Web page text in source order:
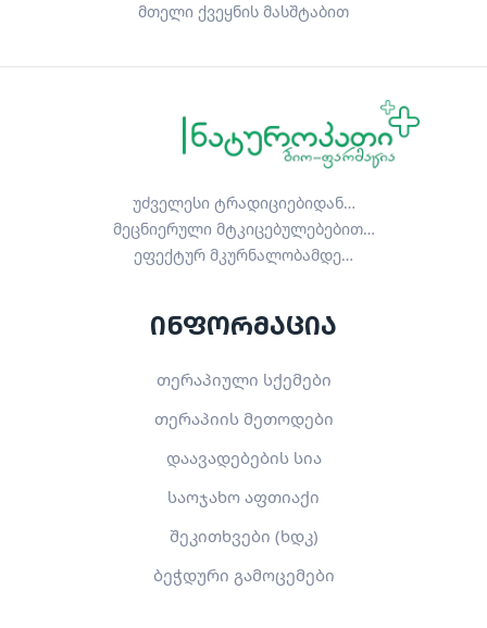
მთელი ქვეყნის მასშტაბით
უძველესი ტრადიციებიდან…
მეცნიერული მტკიცებულებებით…
ეფექტურ მკურნალობამდე…
ინფორმაცია
თერაპიული სქემები
თერაპიის მეთოდები
დაავადებების სია
საოჯახო აფთიაქი
შეკითხვები (ხდკ)
ბეჭდური გამოცემები